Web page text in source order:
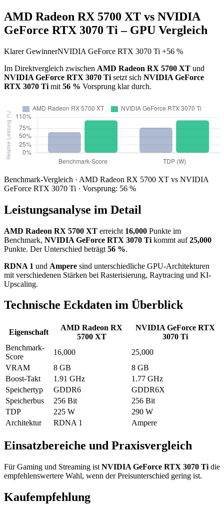
AMD Radeon RX 5700 XT vs NVIDIA
GeForce RTX 3070 Ti – GPU Vergleich
Klarer GewinnerNVIDIA GeForce RTX 3070 Ti +56 %
Im Direktvergleich zwischen AMD Radeon RX 5700 XT und
NVIDIA GeForce RTX 3070 Ti setzt sich NVIDIA GeForce
RTX 3070 Ti mit 56 % Vorsprung klar durch.
Benchmark-Vergleich · AMD Radeon RX 5700 XT vs NVIDIA
GeForce RTX 3070 Ti · Vorsprung: 56 %
Leistungsanalyse im Detail
AMD Radeon RX 5700 XT erreicht 16,000 Punkte im
Benchmark, NVIDIA GeForce RTX 3070 Ti kommt auf25,000
Punkte. Der Unterschied beträgt 56 %.
RDNA 1 und Ampere sind unterschiedliche GPU-Architekturen
mit verschiedenen Stärken bei Rasterisierung, Raytracing und KI-
Upscaling.
Technische Eckdaten im Überblick
Eigenschaft
AMD Radeon RX
5700 XT
NVIDIA GeForce RTX
3070 Ti
Benchmark-
Score
16,000
25,000
VRAM
8 GB
8 GB
Boost-Takt
1.91 GHz
1.77 GHz
Speichertyp
GDDR6
GDDR6X
Speicherbus
256 Bit
256 Bit
TDP
225 W
290 W
Architektur
RDNA 1 Ampere
Einsatzbereiche und Praxisvergleich
Für Gaming und Streaming ist NVIDIA GeForce RTX 3070 Ti die
empfehlenswertere Wahl, wenn der Preisunterschied gering ist.
Kaufempfehlung